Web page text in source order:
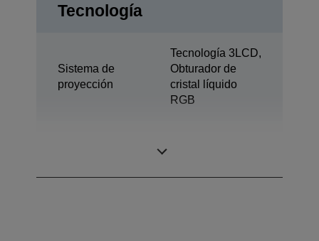
Tecnología
Sistema de
proyección
Tecnología 3LCD,
Obturador de
cristal líquido
RGB